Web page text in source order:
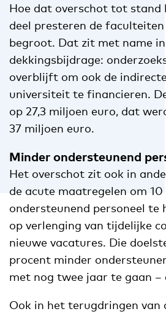
Hoe dat overschot tot stand
deel presteren de
begroot. Dat zit met name
dekkingsbijdrage:
overblijft om ook de
universiteit te financieren.
op 27,3 miljoen euro, dat
37 miljoen euro.
Minder ondersteunend
Het overschot zit ook in
de acute maatregelen om
ondersteunend personeel te
op verlenging van tijdelijke
nieuwe vacatures. Die
procent minder
met nog twee jaar te gaan –
Ook in het terugdringen van